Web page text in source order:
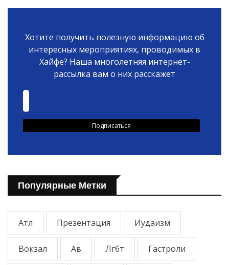
Хотите получить полезную информацию об
интересных мероприятиях, проводимых в
Хайфе? Наша многолетняя интернет-
рассылка вам о них расскажет
Популярные Метки
Атл Презентация Иудаизм
Вокзал Ав Лгбт Гастроли